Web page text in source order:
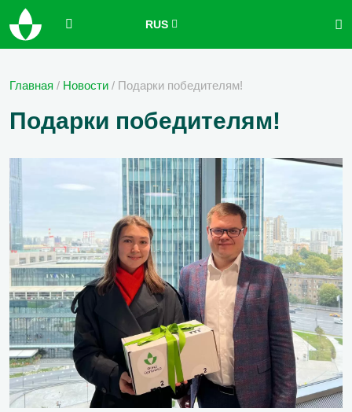
RUS
Главная / Новости / Подарки победителям!
Подарки победителям!